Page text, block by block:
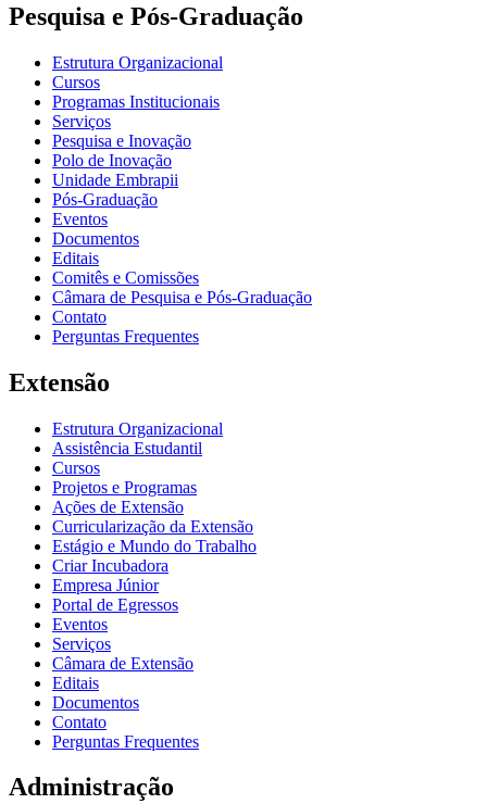
Pesquisa e Pós-Graduação
Estrutura Organizacional
Cursos
Programas Institucionais
Serviços
Pesquisa e Inovação
Polo de Inovação
Unidade Embrapii
Pós-Graduação
Eventos
Documentos
Editais
Comitês e Comissões
Câmara de Pesquisa e Pós-Graduação
Contato
Perguntas Frequentes
Extensão
Estrutura Organizacional
Assistência Estudantil
Cursos
Projetos e Programas
Ações de Extensão
Curricularização da Extensão
Estágio e Mundo do Trabalho
Criar Incubadora
Empresa Júnior
Portal de Egressos
Eventos
Serviços
Câmara de Extensão
Editais
Documentos
Contato
Perguntas Frequentes
Administração